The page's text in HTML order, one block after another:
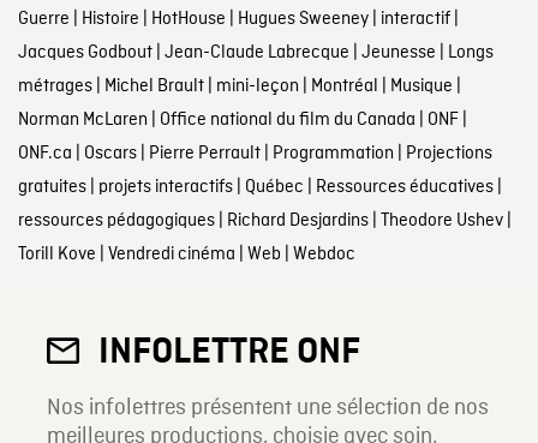
Guerre | Histoire | HotHouse | Hugues Sweeney| interactif|
Jacques Godbout| Jean-Claude Labrecque | Jeunesse | Longs
métrages| Michel Brault| mini-leçon | Montréal | Musique |
Norman McLaren | Office national du film du Canada | ONF|
ONF.ca | Oscars| Pierre Perrault| Programmation | Projections
gratuites| projets interactifs| Québec | Ressources éducatives|
ressources pédagogiques| Richard Desjardins| Theodore Ushev|
Torill Kove | Vendredi cinéma | Web | Webdoc
INFOLETTRE ONF
Nos infolettres présentent une sélection de nos
meilleures productions, choisie avec soin.